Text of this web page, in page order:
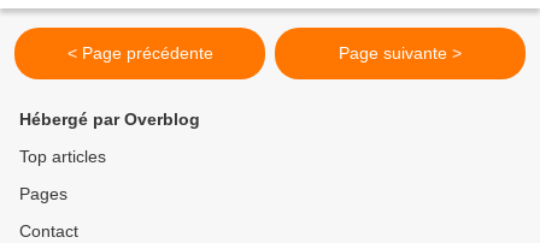
< Page précédente Page suivante >
Hébergé par Overblog
Top articles
Pages
Contact